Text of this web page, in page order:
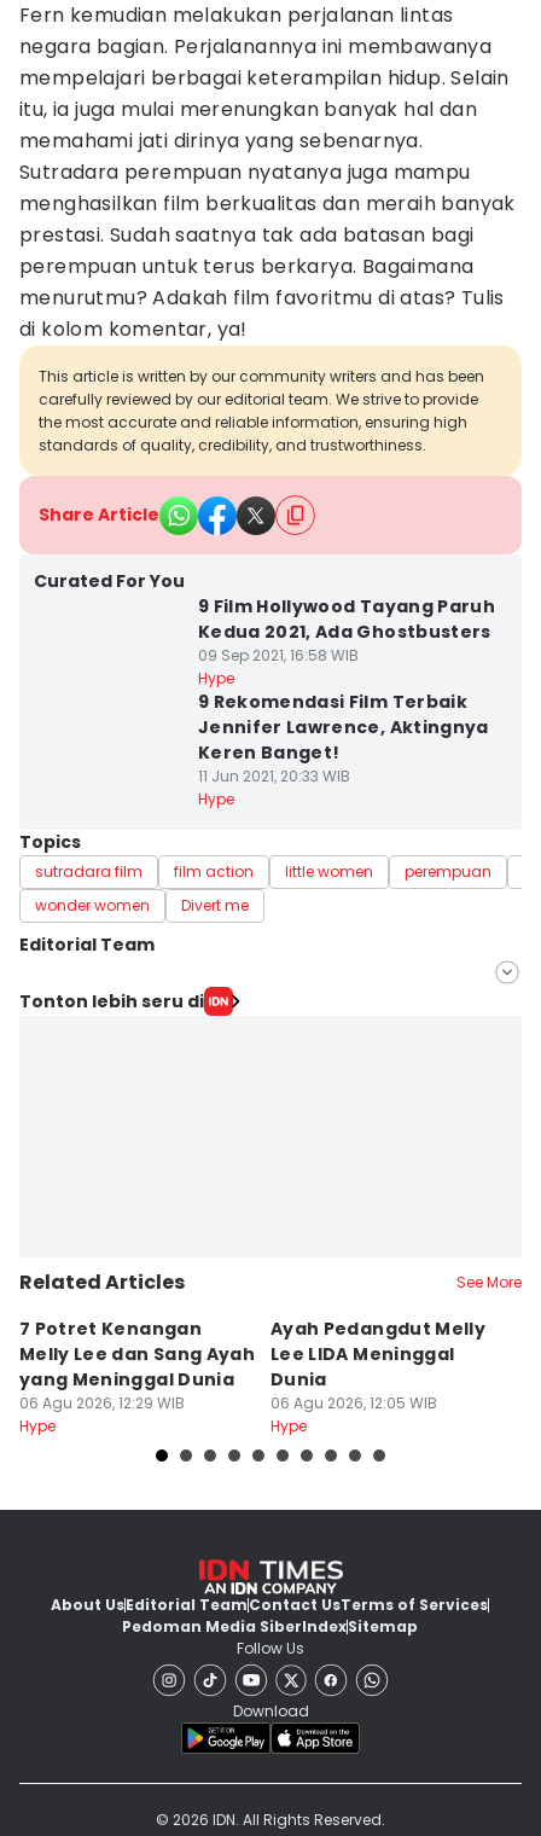
Fern kemudian melakukan perjalanan lintas
negara bagian. Perjalanannya ini membawanya
mempelajari berbagai keterampilan hidup. Selain
itu, ia juga mulai merenungkan banyak hal dan
memahami jati dirinya yang sebenarnya.
Sutradara perempuan nyatanya juga mampu
menghasilkan film berkualitas dan meraih banyak
prestasi. Sudah saatnya tak ada batasan bagi
perempuan untuk terus berkarya. Bagaimana
menurutmu? Adakah film favoritmu di atas? Tulis
di kolom komentar, ya!
This article is written by our community writers and has been
carefully reviewed by our editorial team. We strive to provide
the most accurate and reliable information, ensuring high
standards of quality, credibility, and trustworthiness.
Share Article
Curated For You
9 Film Hollywood Tayang Paruh
Kedua 2021, Ada Ghostbusters
09 Sep 2021, 16:58 WIB
Hype
9 Rekomendasi Film Terbaik
Jennifer Lawrence, Aktingnya
Keren Banget!
11 Jun 2021, 20:33 WIB
Hype
Topics
sutradara film film action little women perempuan
wonder women
Divert me
Editorial Team
Editor
Tonton lebih seru di
Related Articles See More
7 Potret Kenangan
Melly Lee dan Sang Ayah
yang Meninggal Dunia
06 Agu 2026, 12:29 WIB
Hype
Ayah Pedangdut Melly
Lee LIDA Meninggal
Dunia
06 Agu 2026, 12:05 WIB
Hype
About UsEditorial TeamContact UsTerms of Services
Pedoman Media SiberIndexSitemap
Follow Us
Download
© 2026 IDN. All Rights Reserved.